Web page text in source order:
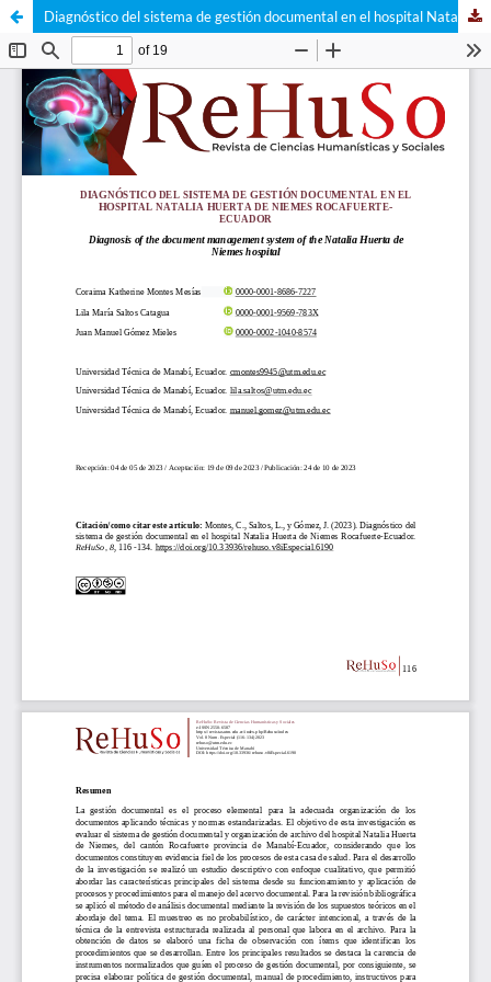
Diagnóstico del sistema de gestión documental en el hospital Natalia Huerta de Niemes Rocafuerte-Ecuador